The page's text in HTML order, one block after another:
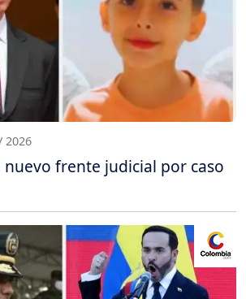
2026
frente judicial por caso